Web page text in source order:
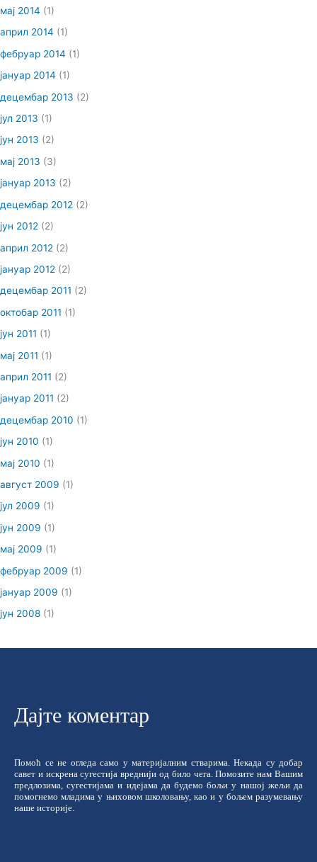
мај 2014 (1)
април 2014 (1)
фебруар 2014 (1)
јануар 2014 (1)
децембар 2013 (2)
јул 2013 (1)
јун 2013 (2)
мај 2013 (3)
јануар 2013 (2)
децембар 2012 (2)
јун 2012 (2)
април 2012 (2)
јануар 2012 (2)
децембар 2011 (2)
октобар 2011 (1)
јун 2011 (1)
мај 2011 (1)
април 2011 (2)
јануар 2011 (2)
децембар 2010 (1)
јун 2010 (1)
мај 2010 (1)
август 2009 (1)
јул 2009 (1)
јун 2009 (1)
мај 2009 (1)
фебруар 2009 (1)
јануар 2009 (1)
јун 2008 (1)
Дајте коментар
Помоћ се не огледа само у материјалним стварима. Некада су добар
савет и искрена сугестија вреднији од било чега. Помозите нам Вашим
предлозима, сугестијама и идејама да будемо бољи у нашој жељи да
помогнемо младима у њиховом школовању, као и у бољем разумевању
наше историје.